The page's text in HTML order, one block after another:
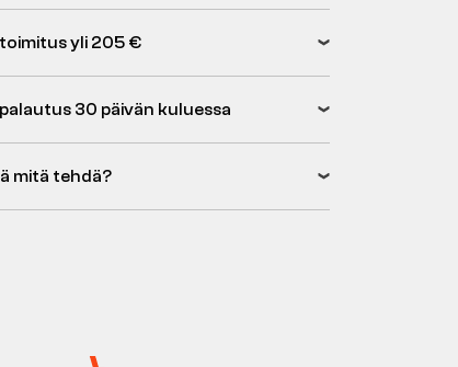
yli 205 €
30 päivän kuluessa
mitä tehdä?